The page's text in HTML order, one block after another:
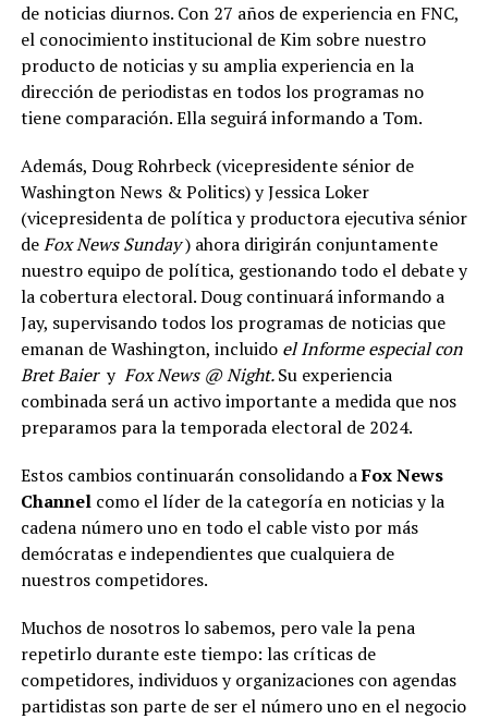
de noticias diurnos. Con 27 años de experiencia en FNC,
el conocimiento institucional de Kim sobre nuestro
producto de noticias y su amplia experiencia en la
dirección de periodistas en todos los programas no
tiene comparación. Ella seguirá informando a Tom.
Además, Doug Rohrbeck (vicepresidente sénior de
Washington News & Politics) y Jessica Loker
(vicepresidenta de política y productora ejecutiva sénior
deFox News Sunday) ahora dirigirán conjuntamente
nuestro equipo de política, gestionando todo el debate y
la cobertura electoral. Doug continuará informando a
Jay, supervisando todos los programas de noticias que
emanan de Washington, incluido el Informe especial con
Bret Baiery Fox News @ Night.Su experiencia
combinada será un activo importante a medida que nos
preparamos para la temporada electoral de 2024.
Estos cambios continuarán consolidando aFox News
Channelcomo el líder de la categoría en noticias y la
cadena número uno en todo el cable visto por más
demócratas e independientes que cualquiera de
nuestros competidores.
Muchos de nosotros lo sabemos, pero vale la pena
repetirlo durante este tiempo: las críticas de
competidores, individuos y organizaciones con agendas
partidistas son parte de ser el número uno en el negocio